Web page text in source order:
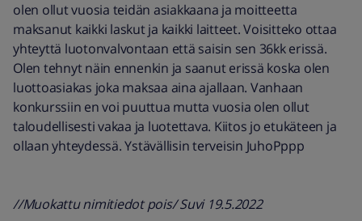
olen ollut vuosia teidän asiakkaana ja moitteetta
maksanut kaikki laskut ja kaikki laitteet. Voisitteko ottaa
yhteyttä luotonvalvontaan että saisin sen 36kk erissä.
Olen tehnyt näin ennenkin ja saanut erissä koska olen
luottoasiakas joka maksaa aina ajallaan. Vanhaan
konkurssiin en voi puuttua mutta vuosia olen ollut
taloudellisesti vakaa ja luotettava. Kiitos jo etukäteen ja
ollaan yhteydessä. Ystävällisin terveisin JuhoPppp
//Muokattu nimitiedot pois/ Suvi 19.5.2022